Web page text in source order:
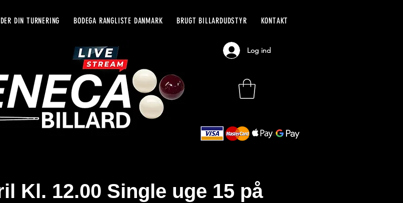
DIN TURNERING BODEGA RANGLISTE DANMARK BRUGT BILLARDUDSTYR KONTAKT
Log ind
Kl. 12.00 Single uge 15 på